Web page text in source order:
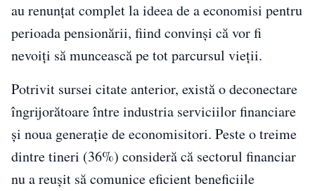
au renunțat complet la ideea de a economisi pentru
perioada pensionării, fiind convinși că vor fi
nevoiți să muncească pe tot parcursul vieții.
Potrivit sursei citate anterior, există o deconectare
îngrijorătoare între industria serviciilor financiare
și noua generație de economisitori. Peste o treime
dintre tineri (36%) consideră că sectorul financiar
nu a reușit să comunice eficient beneficiile